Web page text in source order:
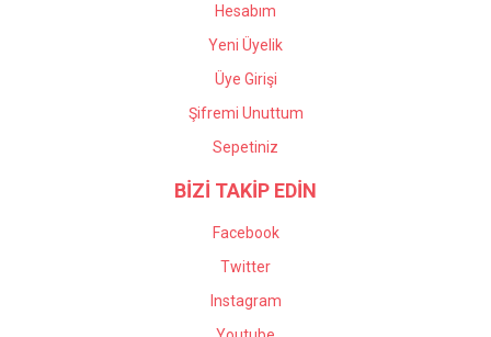
Hesabım
Yeni Üyelik
Üye Girişi
Şifremi Unuttum
Sepetiniz
BİZİ TAKİP EDİN
Facebook
Twitter
Instagram